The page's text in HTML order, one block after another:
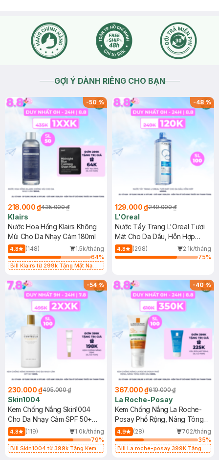
GỢI Ý DÀNH RIÊNG CHO BẠN
-50%
218.000 ₫435.000 ₫
Klairs
Nước Hoa Hồng Klairs Không
Mùi Cho Da Nhạy Cảm 180ml
4.8 (148)
1.5k/tháng
64%
Bill Klairs từ 299k Tặng Mặt Nạ
25ml (SL Có Hạn)
-48%
129.000 ₫249.000 ₫
L'Oreal
Nước Tẩy Trang L'Oreal Tươi
Mát Cho Da Dầu, Hỗn Hợp
400ml
4.8 (298)
2.1k/tháng
75%
-54%
230.000 ₫495.000 ₫
Skin1004
Kem Chống Nắng Skin1004
Cho Da Nhạy Cảm SPF 50+
50ml
4.8 (119)
1.0k/tháng
79%
Bill Skin1004 từ 399k Tặng Kem
-40%
367.000 ₫610.000 ₫
La Roche-Posay
Kem Chống Nắng La Roche-
Posay Phổ Rộng, Nâng Tông
Kiềm Dầu 50ml
4.9 (28)
702/tháng
35%
Bill La roche-posay 399K Tặng